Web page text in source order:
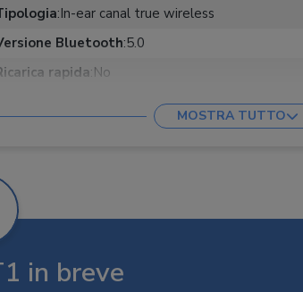
:In-ear canal true wireless
Bluetooth:5.0
rapida:No
MOSTRA TUTTO
in breve